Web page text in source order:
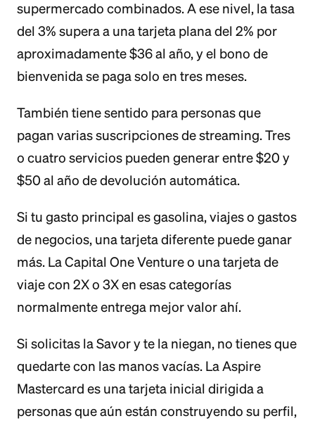
supermercado combinados. A ese nivel, la tasa
del 3% supera a una tarjeta plana del 2% por
aproximadamente $36 al año, y el bono de
bienvenida se paga solo en tres meses.
También tiene sentido para personas que
pagan varias suscripciones de streaming. Tres
o cuatro servicios pueden generar entre $20 y
$50 al año de devolución automática.
Si tu gasto principal es gasolina, viajes o gastos
de negocios, una tarjeta diferente puede ganar
más. La Capital One Venture o una tarjeta de
viaje con 2X o 3X en esas categorías
normalmente entrega mejor valor ahí.
Si solicitas la Savor y te la niegan, no tienes que
quedarte con las manos vacías. La Aspire
Mastercard es una tarjeta inicial dirigida a
personas que aún están construyendo su perfil,